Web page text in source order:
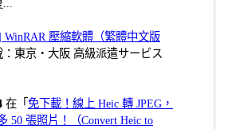
WinRAR 壓縮軟體（繁體中文版
：東京・大阪 高級派遣サービス
在「免下載！線上 Heic 轉 JPEG，
50 張照片！（Convert Heic to